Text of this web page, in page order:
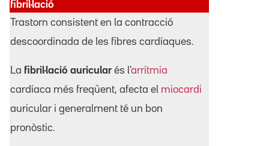
fibril·lació
Trastorn consistent en la contracció
descoordinada de les fibres cardíaques.
La fibril·lació auricularés l'arrítmia
cardíaca més freqüent, afecta el miocardi
auricular i generalment té un bon
pronòstic.